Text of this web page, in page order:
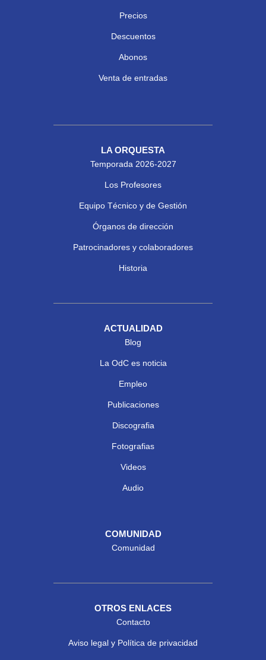
Precios
Descuentos
Abonos
Venta de entradas
LA ORQUESTA
Temporada 2026-2027
Los Profesores
Equipo Técnico y de Gestión
Órganos de dirección
Patrocinadores y colaboradores
Historia
ACTUALIDAD
Blog
La OdC es noticia
Empleo
Publicaciones
Discografia
Fotografias
Videos
Audio
COMUNIDAD
Comunidad
OTROS ENLACES
Contacto
Aviso legal y Política de privacidad